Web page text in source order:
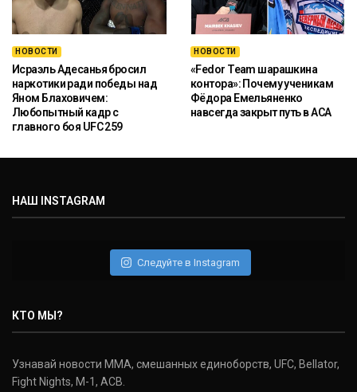
НОВОСТИ
Исраэль Адесанья бросил
наркотики ради победы над
Яном Блаховичем:
Любопытный кадр с
главного боя UFC 259
НОВОСТИ
«Fedor Team шарашкина
контора»: Почему ученикам
Фёдора Емельяненко
навсегда закрыт путь в ACA
НАШ INSTAGRAM
Следуйте в Instagram
КТО МЫ?
Узнавай новости ММА, смешанных единоборств, UFC, Bellator,
Fight Nights, M-1, ACB.